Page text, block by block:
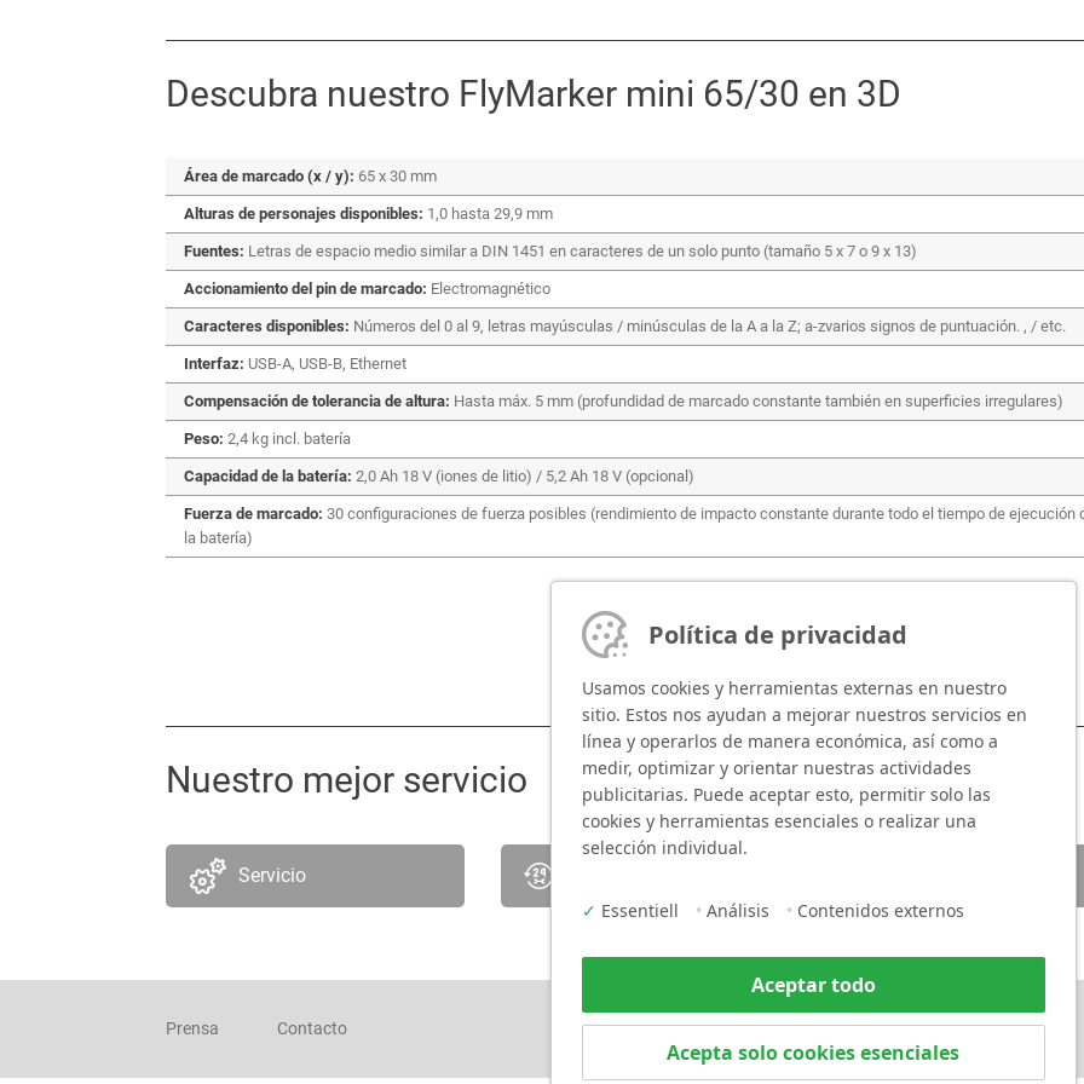
Descubra nuestro FlyMarker mini 65/30 en 3D
Área de marcado (x / y): 65 x 30 mm
Alturas de personajes disponibles: 1,0 hasta 29,9 mm
Fuentes: Letras de espacio medio similar a DIN 1451 en caracteres de un solo punto (tamaño 5 x 7 o 9 x 13)
Accionamiento del pin de marcado: Electromagnético
Caracteres disponibles: Números del 0 al 9, letras mayúsculas / minúsculas de la A a la Z; a-zvarios signos de puntuación. , / etc.
Interfaz: USB-A, USB-B, Ethernet
Compensación de tolerancia de altura: Hasta máx. 5 mm (profundidad de marcado constante también en superficies irregulares)
Peso: 2,4 kg incl. batería
Capacidad de la batería: 2,0 Ah 18 V (iones de litio) / 5,2 Ah 18 V (opcional)
Fuerza de marcado: 30 configuraciones de fuerza posibles (rendimiento de impacto constante durante todo el tiempo de ejecución
la batería)
Nuestro mejor servicio
Servicio
Prensa Contacto
Política de privacidad
Usamos cookies y herramientas externas en nuestro
sitio. Estos nos ayudan a mejorar nuestros servicios en
línea y operarlos de manera económica, así como a
medir, optimizar y orientar nuestras actividades
publicitarias. Puede aceptar esto, permitir solo las
cookies y herramientas esenciales o realizar una
selección individual.
✓ Essentiell • Análisis • Contenidos externos
Aceptar todo
Acepta solo cookies esenciales